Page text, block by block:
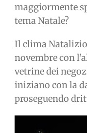
maggiormente
tema Natale?
Il clima
novembre con
vetrine dei
iniziano con la
proseguendo